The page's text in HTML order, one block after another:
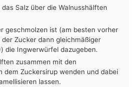
Salz über die Walnusshälften
geschmolzen ist (am besten vorher
Zucker dann gleichmäßiger
die Ingwerwürfel dazugeben.
zusammen mit den
dem Zuckersirup wenden und dabei
lassen.